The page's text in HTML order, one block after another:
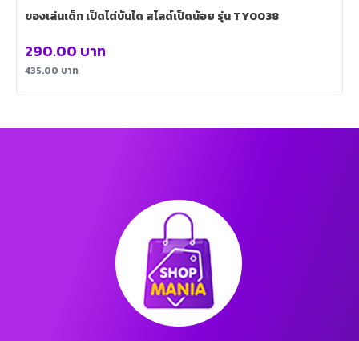
ของเล่นเด็ก เป็ดไต่บันได สไลด์เป็ดน้อย รุ่น TY0038
435.00บาท
290.00 บาท